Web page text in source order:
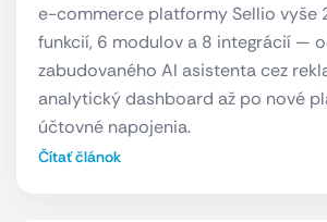
e-commerce platformy Sellio vyše
funkcií, 6 modulov a 8 integrácií —
zabudovaného AI asistenta cez
analytický dashboard až po nové
účtovné napojenia.
Čítať článok